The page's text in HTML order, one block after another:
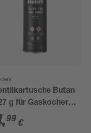
Butan
g für Gaskocher
,99 €